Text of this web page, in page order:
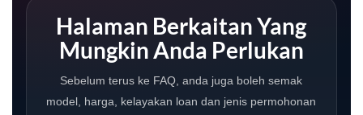
Halaman Berkaitan Yang
Mungkin Anda Perlukan
Sebelum terus ke FAQ, anda juga boleh semak
model, harga, kelayakan loan dan jenis permohonan